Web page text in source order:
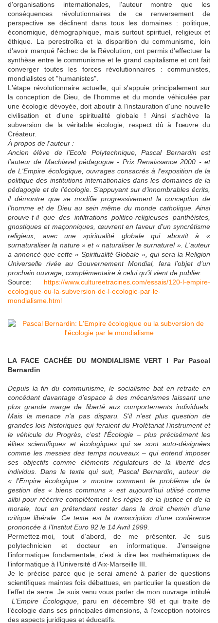
d'organisations internationales, l'auteur montre que les
conséquences révolutionnaires de ce renversement de
perspective se déclinent dans tous les domaines : politique,
économique, démographique, mais surtout spirituel, religieux et
éthique. La perestroïka et la disparition du communisme, loin
d'avoir marqué l'échec de la Révolution, ont permis d'effectuer la
synthèse entre le communisme et le grand capitalisme et ont fait
converger toutes les forces révolutionnaires : communistes,
mondialistes et "humanistes".
L'étape révolutionnaire actuelle, qui s'appuie principalement sur
la conception de Dieu, de l'homme et du monde véhiculée par
une écologie dévoyée, doit aboutir à l'instauration d'une nouvelle
civilisation et d'une spiritualité globale ! Ainsi s'achève la
subversion de la véritable écologie, respect dû à l'œuvre du
Créateur.
À propos de l'auteur :
Ancien élève de l'Ecole Polytechnique, Pascal Bernardin est
l'auteur de Machiavel pédagogue - Prix Renaissance 2000 - et
de L'Empire écologique, ouvrages consacrés à l'exposition de la
politique des institutions internationales dans les domaines de la
pédagogie et de l'écologie. S’appuyant sur d’innombrables écrits,
il démontre que se modifie progressivement la conception de
l’homme et de Dieu au sein même du monde catholique. Ainsi
prouve-t-il que des infiltrations politico-religieuses panthéistes,
gnostiques et maçonniques, œuvrent en faveur d’un syncrétisme
religieux, avec une spiritualité globale qui aboutit à «
surnaturaliser la nature » et « naturaliser le surnaturel ». L'auteur
a annoncé que cette « Spiritualité Globale », qui sera la Religion
Universelle rivée au Gouvernement Mondial, fera l’objet d’un
prochain ouvrage, complémentaire à celui qu’il vient de publier.
Source: https://www.cultureetracines.com/essais/120-l-empire-
ecologique-ou-la-subversion-de-l-ecologie-par-le-
mondialisme.html
LA FACE CACHÉE DU MONDIALISME VERT I Par Pascal
Bernardin
Depuis la fin du communisme, le socialisme bat en retraite en
concédant davantage d’espace à des mécanismes laissant une
plus grande marge de liberté aux comportements individuels.
Mais la menace n’a pas disparu. S’il n’est plus question de
grandes lois historiques qui feraient du Prolétariat l’instrument et
le véhicule du Progrès, c’est l'Écologie – plus précisément les
élites scientifiques et écologiques qui se sont auto-désignées
comme les messies des temps nouveaux – qui entend imposer
ses objectifs comme éléments régulateurs de la liberté des
individus. Dans le texte qui suit, Pascal Bernardin, auteur de
« l’Empire écologique » montre comment le problème de la
gestion des « biens communs » est aujourd’hui utilisé comme
alibi pour réécrire complètement les règles de la justice et de la
morale, tout en prétendant rester dans le droit chemin d’une
critique libérale. Ce texte est la transcription d’une conférence
prononcée à l’Institut Euro 92 le 14 Avril 1999.
Permettez-moi, tout d’abord, de me présenter. Je suis
polytechnicien et docteur en informatique. J’enseigne
l’informatique fondamentale, c’est à dire les mathématiques de
l’informatique à l’Université d’Aix-Marseille III.
Je le précise parce que je serai amené à parler de questions
scientifiques maintes fois débattues, en particulier la question de
l’effet de serre. Je suis venu vous parler de mon ouvrage intitulé
L’Empire Écologique, paru en décembre 98 et qui traite de
l’écologie dans ses principales dimensions, à l’exception notoires
des aspects juridiques et éducatifs.